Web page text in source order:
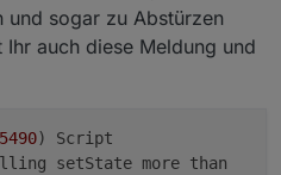
und sogar zu Abstürzen
auch diese Meldung und
5490) Script
setState more than